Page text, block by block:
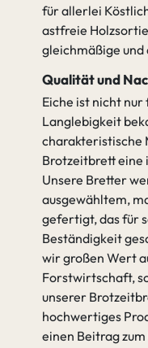
für allerlei
astfreie
gleichmäßige
Qualität und
Eiche ist nicht
Langlebigkeit
charakteristische
Brotzeitbrett eine
Unsere Bretter
ausgewähltem,
gefertigt, das für
Beständigkeit
wir großen Wert
Forstwirtschaft,
unserer
hochwertiges
einen Beitrag